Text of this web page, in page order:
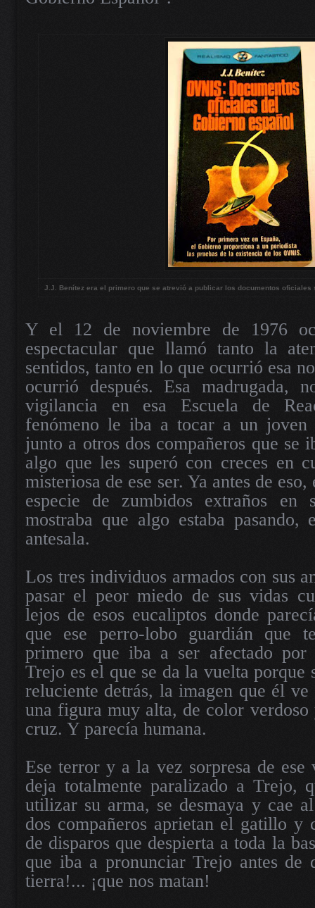
J.J. Benítez era el primero que se atrevió a publicar los documentos oficiales
Y el 12 de noviembre de 1976
espectacular que llamó tanto la
sentidos, tanto en lo que ocurrió esa
ocurrió después. Esa madrugada,
vigilancia en esa Escuela de
fenómeno le iba a tocar a un joven
junto a otros dos compañeros que se
algo que les superó con creces en
misteriosa de ese ser. Ya antes de
especie de zumbidos extraños en
mostraba que algo estaba pasando,
antesala.
Los tres individuos armados con sus
pasar el peor miedo de sus vidas
lejos de esos eucaliptos donde
que ese perro-lobo guardián que
primero que iba a ser afectado
Trejo es el que se da la vuelta porque
reluciente detrás, la imagen que él ve
una figura muy alta, de color verdoso
cruz. Y parecía humana.
Ese terror y a la vez sorpresa de ese
deja totalmente paralizado a Trejo,
utilizar su arma, se desmaya y cae
dos compañeros aprietan el gatillo y
de disparos que despierta a toda la
que iba a pronunciar Trejo antes de
tierra!... ¡que nos matan!